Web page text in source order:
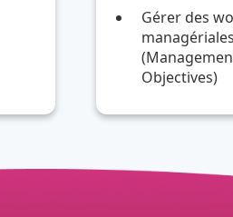
Gérer des
Objectives)